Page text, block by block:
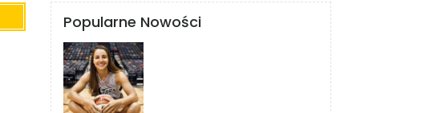
Popularne Nowości